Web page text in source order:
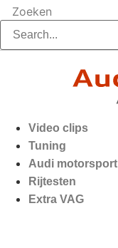
Zoeken
Video clips
Tuning
Audi motorsport
Rijtesten
Extra VAG